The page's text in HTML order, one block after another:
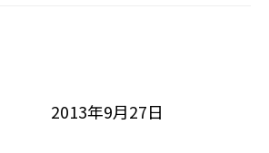
2013年9月27日